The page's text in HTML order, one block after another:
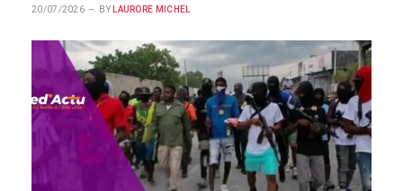
20/07/2026 BY LAURORE MICHEL